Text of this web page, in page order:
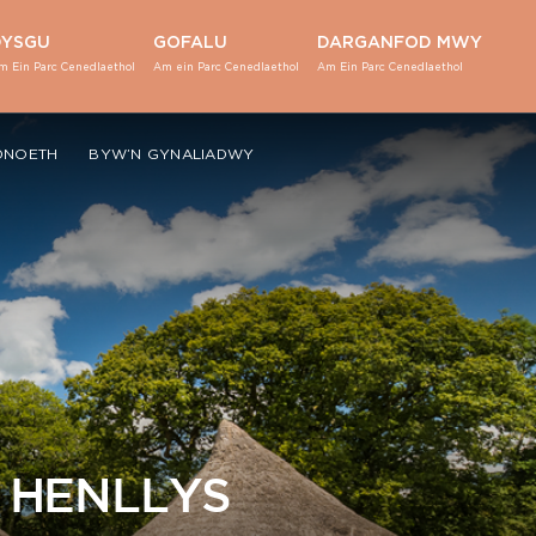
Ein Parc Cenedlaethol
GOFALU
Am ein Parc Cenedlaethol
DARGANFOD MWY
Am Ein Parc Cenedlaethol
BYW’N GYNALIADWY